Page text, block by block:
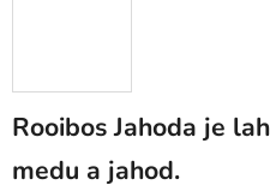
Rooibos Jahoda je
medu a jahod.